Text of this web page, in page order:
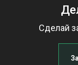
Сделай